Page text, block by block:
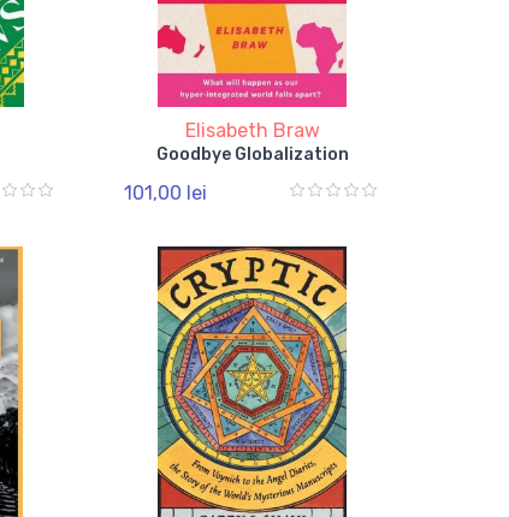
Elisabeth Braw
Goodbye Globalization
101,00 lei